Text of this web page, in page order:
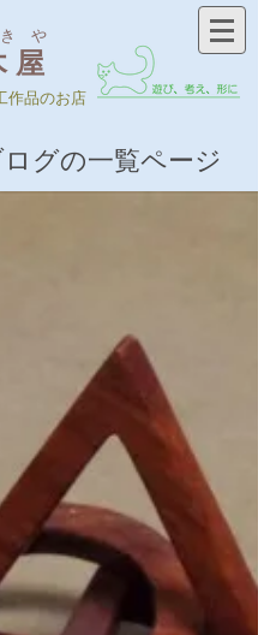
屋
や
作品のお店
グの一覧ページ